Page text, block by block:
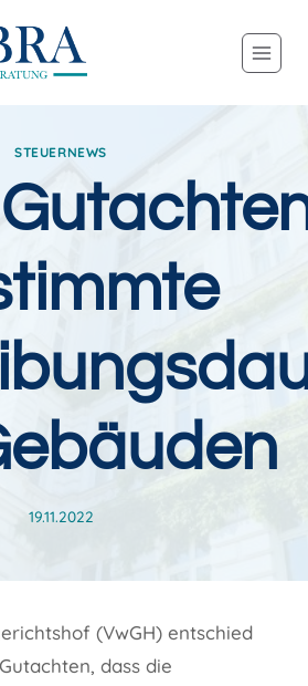
STEUERNEWS
19.11.2022
(VwGH) entschied
dass die